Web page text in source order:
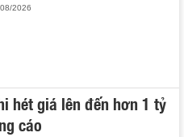
2026
hét giá lên đến hơn 1 tỷ
cáo